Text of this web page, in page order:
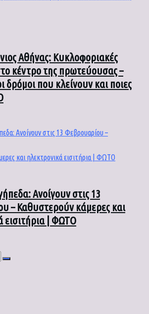
Αθήνας: Κυκλοφοριακές
κέντρο της πρωτεύουσας –
δρόμοι που κλείνουν και ποιες
Ανοίγουν στις 13
– Καθυστερούν κάμερες και
εισιτήρια | ΦΩΤΟ